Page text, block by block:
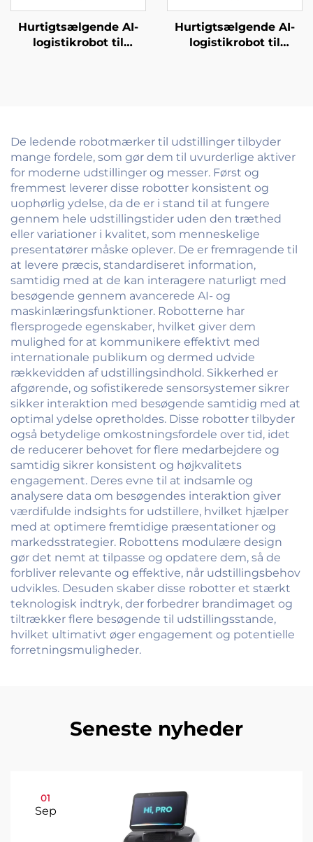
Hurtigtsælgende AI-
logistikrobot til
Hurtigtsælgende AI-
logistikrobot til
De ledende robotmærker til udstillinger tilbyder
mange fordele, som gør dem til uvurderlige aktiver
for moderne udstillinger og messer. Først og
fremmest leverer disse robotter konsistent og
uophørlig ydelse, da de er i stand til at fungere
gennem hele udstillingstider uden den træthed
eller variationer i kvalitet, som menneskelige
presentatører måske oplever. De er fremragende til
at levere præcis, standardiseret information,
samtidig med at de kan interagere naturligt med
besøgende gennem avancerede AI- og
maskinlæringsfunktioner. Robotterne har
flersprogede egenskaber, hvilket giver dem
mulighed for at kommunikere effektivt med
internationale publikum og dermed udvide
rækkevidden af udstillingsindhold. Sikkerhed er
afgørende, og sofistikerede sensorsystemer sikrer
sikker interaktion med besøgende samtidig med at
optimal ydelse opretholdes. Disse robotter tilbyder
også betydelige omkostningsfordele over tid, idet
de reducerer behovet for flere medarbejdere og
samtidig sikrer konsistent og højkvalitets
engagement. Deres evne til at indsamle og
analysere data om besøgendes interaktion giver
værdifulde indsights for udstillere, hvilket hjælper
med at optimere fremtidige præsentationer og
markedsstrategier. Robottens modulære design
gør det nemt at tilpasse og opdatere dem, så de
forbliver relevante og effektive, når udstillingsbehov
udvikles. Desuden skaber disse robotter et stærkt
teknologisk indtryk, der forbedrer brandimaget og
tiltrækker flere besøgende til udstillingsstande,
hvilket ultimativt øger engagement og potentielle
forretningsmuligheder.
Seneste nyheder
01
Sep